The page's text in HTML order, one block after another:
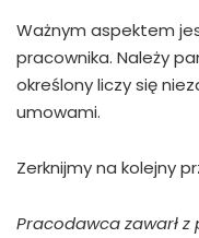
Ważnym aspektem
pracownika. Należy
określony liczy się
umowami.
Zerknijmy na kolejny
Pracodawca zawarł